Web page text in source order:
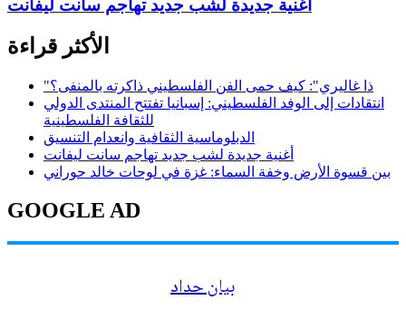
أغنية جديدة لشب جديد تهاجم سانت ليفانت
الأكثر قراءة
"ذا غاليري": كيف حمى الفن الفلسطيني ذاكرته بالمنفى؟
انتقادات إلى الوفد الفلسطيني: إسبانيا تفتتح المنتدى الدولي
للثقافة الفلسطينية
الدبلوماسية الثقافية وانعدام التنسيق
أغنية جديدة لشب جديد تهاجم سانت ليفانت
بين قسوة الأرض وخفة السماء: غزة في لوحات خالد حوراني
GOOGLE AD
بيان حداد